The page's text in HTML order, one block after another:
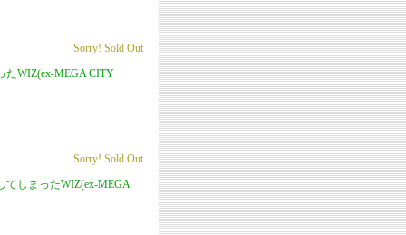
Sorry! Sold Out
たWIZ(ex-MEGA CITY
Sorry! Sold Out
てしまったWIZ(ex-MEGA